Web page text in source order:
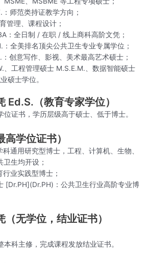
师范类持证教学方向；
管理、课程设计；
：全日制 / 在职 / 线上商科高阶文凭；
全美排名顶尖公共卫生专业专属学位；
创意写作、影视、美术最高艺术硕士；
、工程管理硕士 M.S.E.M.、数据智能硕士
硕士学位。
Ed.S.（教育专家学位）
证书，学历层级高于硕士、低于博士。
学位证书）
通用研究型博士，工程、计算机、生物、
生均开设；
业实践型博士；
[Dr.PH](Dr.PH)：公共卫生行业高阶专业博
无学位，结业证书）
科主修，完成课程发放结业证书。